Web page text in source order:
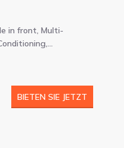
in front, Multi-
BIETEN SIE JETZT